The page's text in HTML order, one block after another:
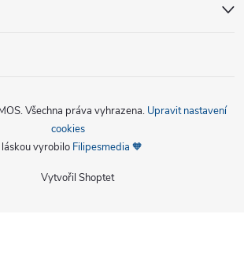
Vytvořil Shoptet
. Všechna práva vyhrazena. Upravit nastavení
cookies
láskou vyrobilo Filipesmedia 🧡